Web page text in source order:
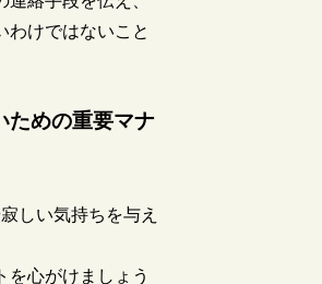
わけではないこと
ための重要マナ
しい気持ちを与え
を心がけましょう